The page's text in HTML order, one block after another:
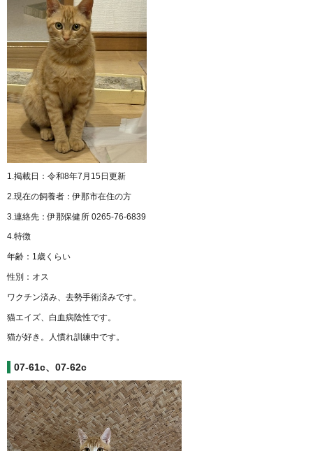
1.掲載日：令和8年7月15日更新
2.現在の飼養者：伊那市在住の方
3.連絡先：伊那保健所 0265-76-6839
4.特徴
年齢：1歳くらい
性別：オス
ワクチン済み、去勢手術済みです。
猫エイズ、白血病陰性です。
猫が好き。人慣れ訓練中です。
07-61c、07-62c